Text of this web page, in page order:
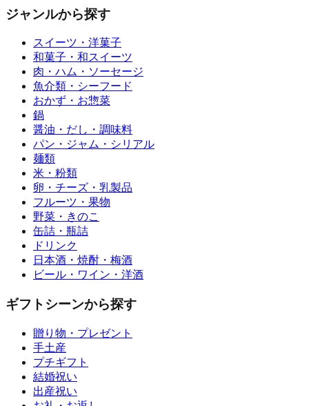
ジャンルから探す
スイーツ・洋菓子
和菓子・和スイーツ
肉・ハム・ソーセージ
魚介類・シーフード
おかず・お惣菜
鍋
醤油・だし・調味料
パン・ジャム・シリアル
麺類
米・粉類
卵・チーズ・乳製品
フルーツ・果物
野菜・きのこ
缶詰・瓶詰
ドリンク
日本酒・焼酎・梅酒
ビール・ワイン・洋酒
ギフトシーンから探す
贈り物・プレゼント
手土産
プチギフト
結婚祝い
出産祝い